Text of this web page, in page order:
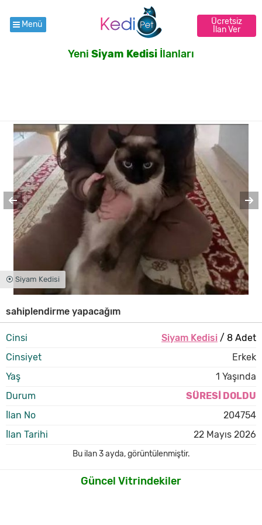
Menü
Ücretsiz
İlan Ver
Yeni Siyam Kedisi İlanları
⦿ Siyam Kedisi
sahiplendirme yapacağım
Cinsi Siyam Kedisi/ 8 Adet
Cinsiyet
Erkek
Yaş
1 Yaşında
Durum
SÜRESİ DOLDU
İlan No
204754
İlan Tarihi
22 Mayıs 2026
Bu ilan3 ayda,görüntülenmiştir.
Güncel Vitrindekiler